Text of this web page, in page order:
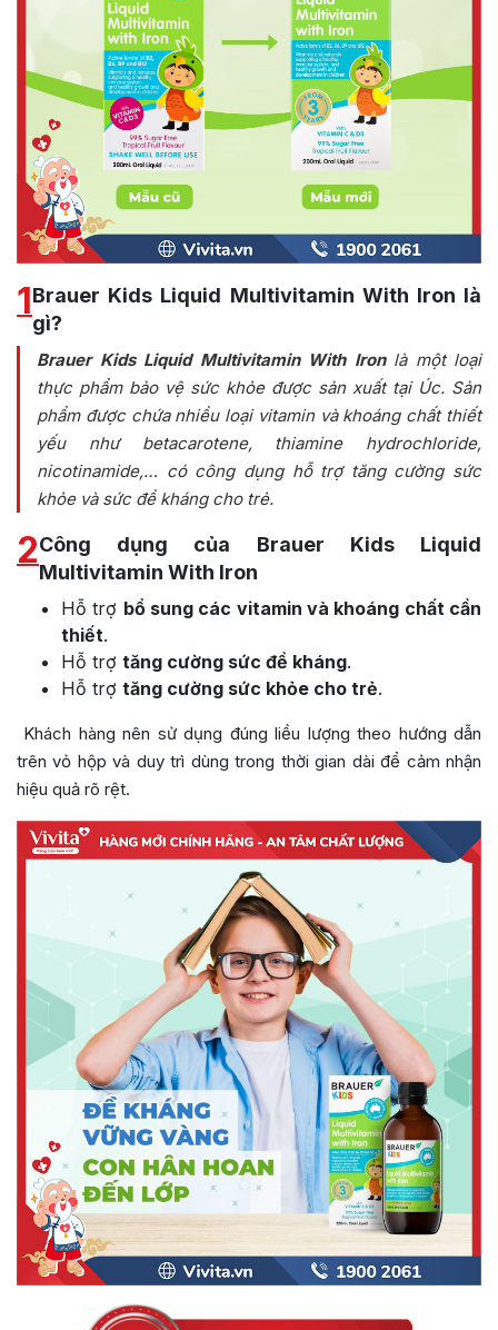
1Brauer Kids Liquid Multivitamin With Iron là
gì?
Brauer Kids Liquid Multivitamin With Ironlà một loại
thực phẩm bảo vệ sức khỏe được sản xuất tại Úc. Sản
phẩm được chứa nhiều loại vitamin và khoáng chất thiết
yếu như betacarotene, thiamine hydrochloride,
nicotinamide,… có công dụng hỗ trợ tăng cường sức
khỏe và sức đề kháng cho trẻ.
2Công dụng của Brauer Kids Liquid
Multivitamin With Iron
Hỗ trợ bổ sung các vitamin và khoáng chất cần
thiết.
Hỗ trợ tăng cường sức đề kháng.
Hỗ trợ tăng cường sức khỏe cho trẻ.
Khách hàng nên sử dụng đúng liều lượng theo hướng dẫn
trên vỏ hộp và duy trì dùng trong thời gian dài để cảm nhận
hiệu quả rõ rệt.